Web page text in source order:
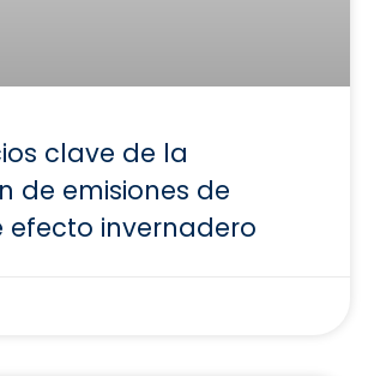
clave de la
de emisiones de
efecto invernadero